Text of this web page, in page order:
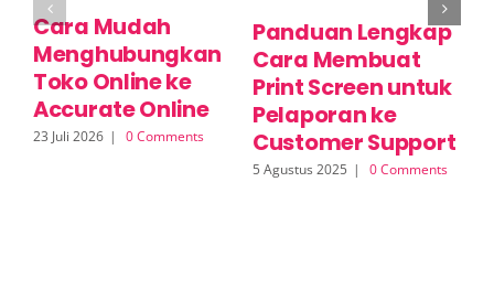
Cara Mudah
Menghubungkan
Toko Online ke
Accurate Online
23 Juli 2026 | 0 Comments
Panduan Lengkap
Cara Membuat
Print Screen untuk
Pelaporan ke
Customer Support
5 Agustus 2025 | 0 Comments